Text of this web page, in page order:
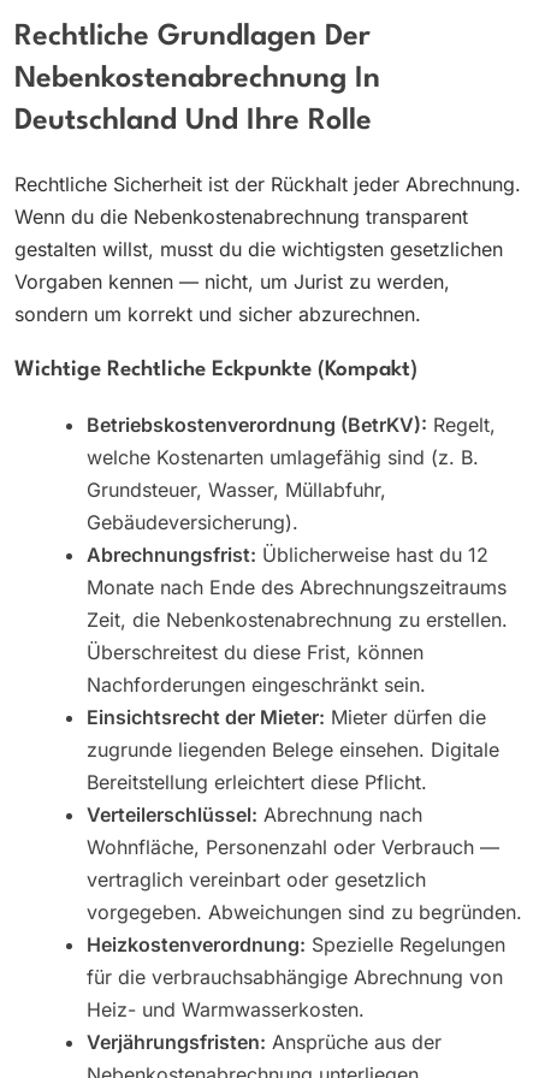
Rechtliche Grundlagen Der
Nebenkostenabrechnung In
Deutschland Und Ihre Rolle
Rechtliche Sicherheit ist der Rückhalt jeder Abrechnung.
Wenn du die Nebenkostenabrechnung transparent
gestalten willst, musst du die wichtigsten gesetzlichen
Vorgaben kennen — nicht, um Jurist zu werden,
sondern um korrekt und sicher abzurechnen.
Wichtige Rechtliche Eckpunkte (kompakt)
Betriebskostenverordnung (BetrKV): Regelt,
welche Kostenarten umlagefähig sind (z. B.
Grundsteuer, Wasser, Müllabfuhr,
Gebäudeversicherung).
Abrechnungsfrist: Üblicherweise hast du 12
Monate nach Ende des Abrechnungszeitraums
Zeit, die Nebenkostenabrechnung zu erstellen.
Überschreitest du diese Frist, können
Nachforderungen eingeschränkt sein.
Einsichtsrecht der Mieter: Mieter dürfen die
zugrunde liegenden Belege einsehen. Digitale
Bereitstellung erleichtert diese Pflicht.
Verteilerschlüssel: Abrechnung nach
Wohnfläche, Personenzahl oder Verbrauch —
vertraglich vereinbart oder gesetzlich
vorgegeben. Abweichungen sind zu begründen.
Heizkostenverordnung: Spezielle Regelungen
für die verbrauchsabhängige Abrechnung von
Heiz- und Warmwasserkosten.
Verjährungsfristen: Ansprüche aus der